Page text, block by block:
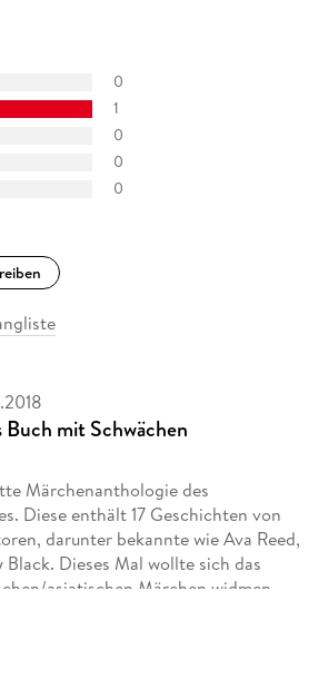
0
1
0
0
0
Buch mit Schwächen
Märchenanthologie des
Diese enthält 17 Geschichten von
darunter bekannte wie Ava Reed,
Dieses Mal wollte sich das
asiatischen Märchen widmen.